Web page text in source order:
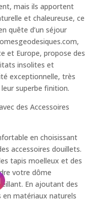
mais ils apportent
et chaleureuse, ce
quête d’un séjour
et Europe, propose des
insolites et
exceptionnelle, très
superbe finition.
des Accessoires
en choisissant
accessoires douillets.
tapis moelleux et des
votre dôme
En ajoutant des
matériaux naturels